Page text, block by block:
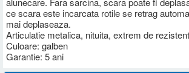
ce scara este incarcata rotile se retrag
mai deplaseaza.
Articulatie metalica, nituita, extrem de
Culoare: galben
Garantie: 5 ani